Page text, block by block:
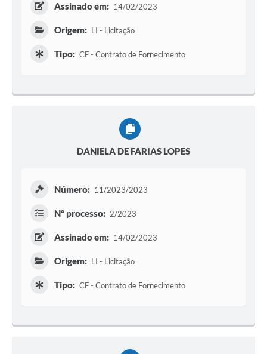
Assinado em: 14/02/2023
Origem: LI - Licitação
Tipo: CF - Contrato de Fornecimento
DANIELA DE FARIAS LOPES
Número: 11/2023/2023
Nº processo: 2/2023
Assinado em: 14/02/2023
Origem: LI - Licitação
Tipo: CF - Contrato de Fornecimento